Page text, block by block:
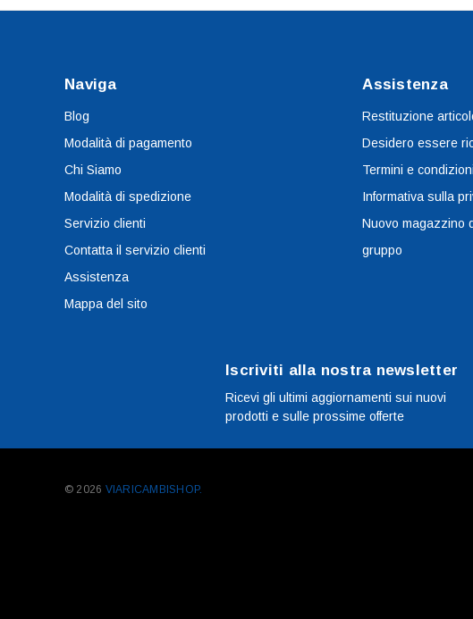
Naviga
Blog
Modalità di pagamento
Chi Siamo
Modalità di spedizione
Servizio clienti
Contatta il servizio clienti
Assistenza
Mappa del sito
Assistenza
Restituzione
Desidero essere
Termini e condizioni
Informativa sulla
Nuovo magazzino
gruppo
Iscriviti alla nostra newsletter
Ricevi gli ultimi aggiornamenti sui nuovi
prodotti e sulle prossime offerte
© 2026 VIARICAMBISHOP.